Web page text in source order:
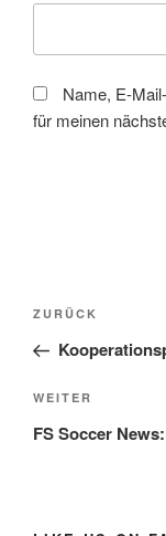
Name, E-
für meinen
Vorheriger
Beitrag
ZURÜCK
Nächster
Beitrag
WEITER
FS Soccer News: